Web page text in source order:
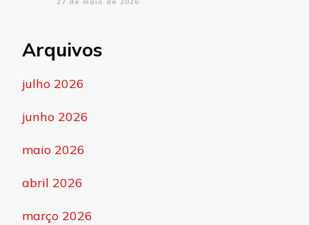
Arquivos
julho 2026
junho 2026
maio 2026
abril 2026
março 2026